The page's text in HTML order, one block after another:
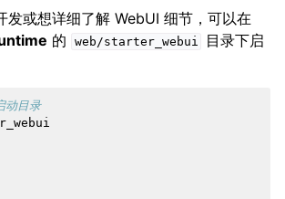
发或想详细了解 WebUI 细节，可以在
的 web/starter_webui
目录下启
目录